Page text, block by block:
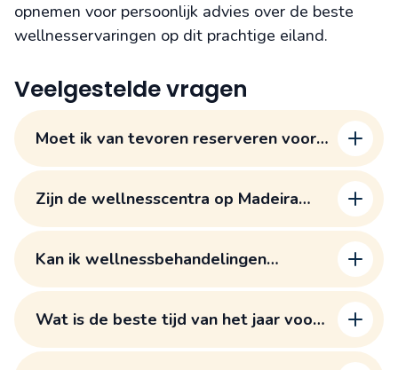
opnemen voor persoonlijk advies over de beste
wellnesservaringen op dit prachtige eiland.
Veelgestelde vragen
Moet ik van tevoren reserveren voor
Zijn de wellnesscentra op Madeira
huidproblemen of allergieën?
Kan ik wellnessbehandelingen
op Madeira?
Wat is de beste tijd van het jaar voor